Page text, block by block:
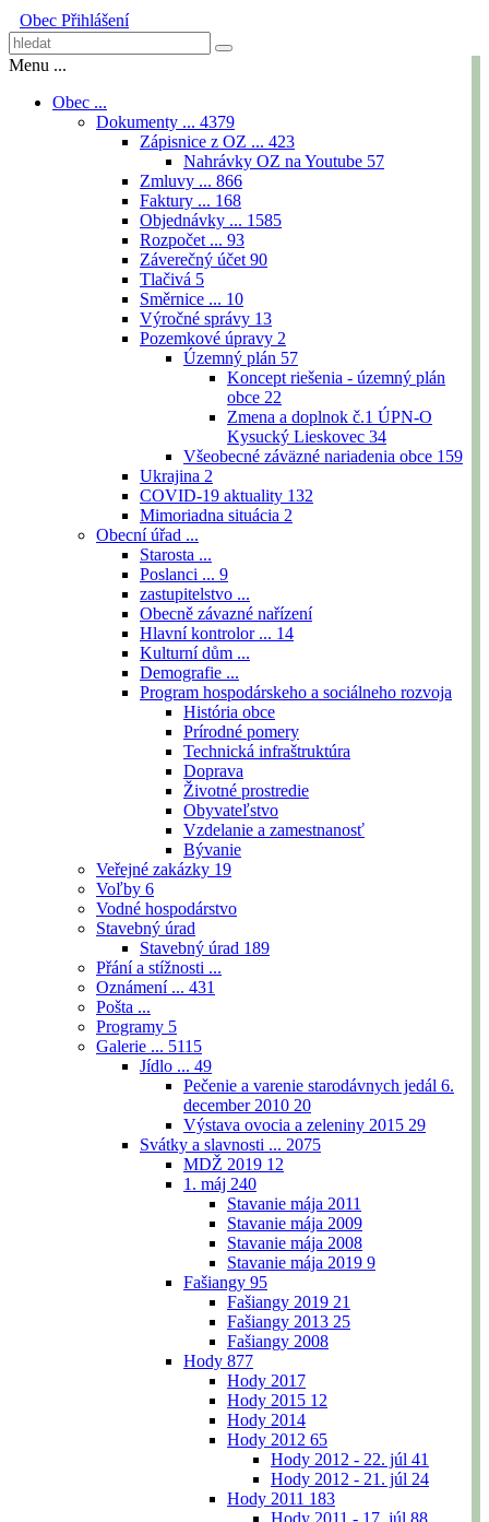
Obec Přihlášení
Menu ...
Obec ...
Dokumenty ... 4379
Zápisnice z OZ ... 423
Nahrávky OZ na Youtube 57
Zmluvy ... 866
Faktury ... 168
Objednávky ... 1585
Rozpočet ... 93
Záverečný účet 90
Tlačivá 5
Směrnice ... 10
Výročné správy 13
Pozemkové úpravy 2
Územný plán 57
Koncept riešenia - územný plán
obce 22
Zmena a doplnok č.1 ÚPN-O
Kysucký Lieskovec 34
Všeobecné záväzné nariadenia obce 159
Ukrajina 2
COVID-19 aktuality 132
Mimoriadna situácia 2
Obecní úřad ...
Starosta ...
Poslanci ... 9
zastupitelstvo ...
Obecně závazné nařízení
Hlavní kontrolor ... 14
Kulturní dům ...
Demografie ...
Program hospodárskeho a sociálneho rozvoja
História obce
Prírodné pomery
Technická infraštruktúra
Doprava
Životné prostredie
Obyvateľstvo
Vzdelanie a zamestnanosť
Bývanie
Veřejné zakázky 19
Voľby 6
Vodné hospodárstvo
Stavebný úrad
Stavebný úrad 189
Přání a stížnosti ...
Oznámení ... 431
Pošta ...
Programy 5
Galerie ... 5115
Jídlo ... 49
Pečenie a varenie starodávnych jedál 6.
december 2010 20
Výstava ovocia a zeleniny 2015 29
Svátky a slavnosti ... 2075
MDŽ 2019 12
1. máj 240
Stavanie mája 2011
Stavanie mája 2009
Stavanie mája 2008
Stavanie mája 2019 9
Fašiangy 95
Fašiangy 2019 21
Fašiangy 2013 25
Fašiangy 2008
Hody 877
Hody 2017
Hody 2015 12
Hody 2014
Hody 2012 65
Hody 2012 - 22. júl 41
Hody 2012 - 21. júl 24
Hody 2011 183
Hody 2011 - 17. júl 88